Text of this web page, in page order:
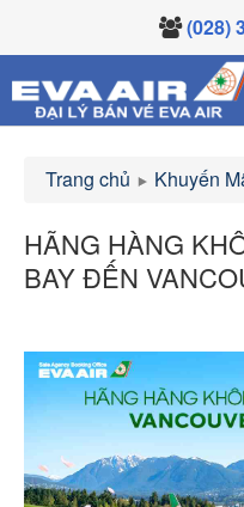
(028)
Trang chủ Khuyến
HÃNG HÀNG
BAY ĐẾN